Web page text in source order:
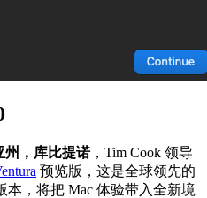
州，库比提诺，Tim Cook 领导
预览版，这是全球领先的
本，将把 Mac 体验带入全新境